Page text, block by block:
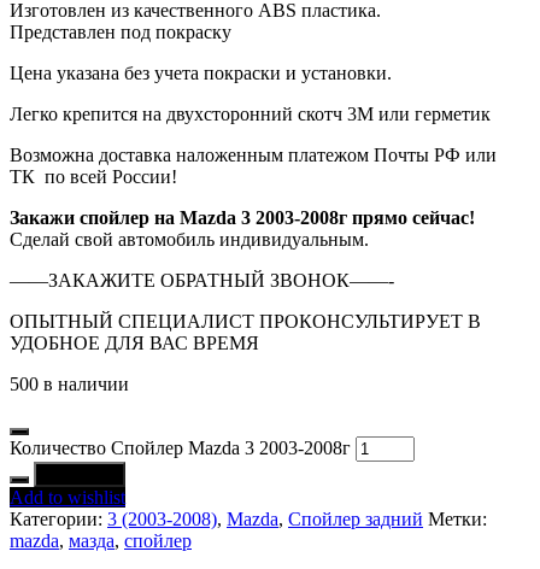
Изготовлен из качественного ABS пластика.
Представлен под покраску
Цена указана без учета покраски и установки.
Легко крепится на двухсторонний скотч 3М или герметик
Возможна доставка наложенным платежом Почты РФ или
ТК по всей России!
Закажи спойлер на Mazda 3 2003-2008г прямо сейчас!
Сделай свой автомобиль индивидуальным.
——ЗАКАЖИТЕ ОБРАТНЫЙ ЗВОНОК——-
ОПЫТНЫЙ СПЕЦИАЛИСТ ПРОКОНСУЛЬТИРУЕТ В
УДОБНОЕ ДЛЯ ВАС ВРЕМЯ
500 в наличии
Количество Спойлер Mazda 3 2003-2008г
Add to wishlist
Категории: 3 (2003-2008), Mazda, Спойлер задний Метки:
mazda, мазда, спойлер